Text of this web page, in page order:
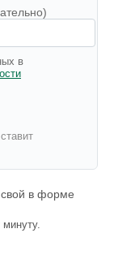
в
свой в форме